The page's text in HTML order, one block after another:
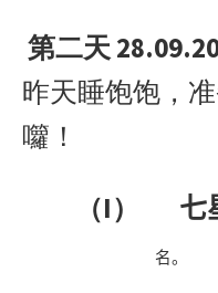
第二天
昨天睡饱饱，
囖！
（I） 七
名。